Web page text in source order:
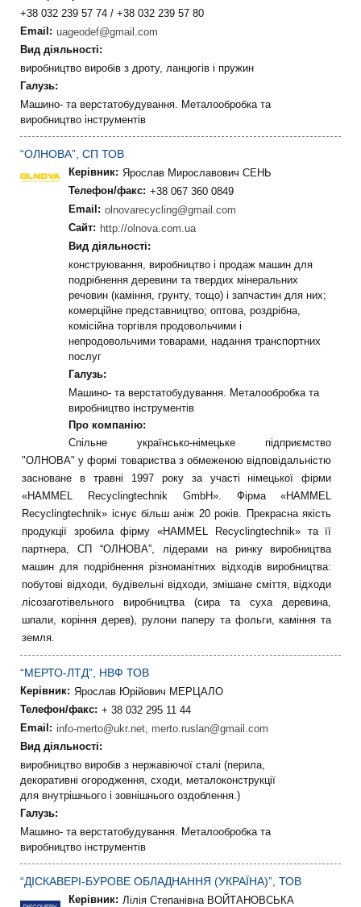
+38 032 239 57 74 / +38 032 239 57 80
Email: uageodef@gmail.com
Вид діяльності:
виробництво виробів з дроту, ланцюгів і пружин
Галузь:
Машино- та верстатобудування. Металообробка та
виробництво інструментів
“ОЛНОВА”, СП ТОВ
Керівник: Ярослав Мирославович СЕНЬ
Телефон/факс: +38 067 360 0849
Email: olnovarecycling@gmail.com
Сайт: http://olnova.com.ua
Вид діяльності:
конструювання, виробництво і продаж машин для
подрібнення деревини та твердих мінеральних
речовин (каміння, грунту, тощо) і запчастин для них;
комерційне представництво; оптова, роздрібна,
комісійна торгівля продовольчими і
непродовольчими товарами, надання транспортних
послуг
Галузь:
Машино- та верстатобудування. Металообробка та
виробництво інструментів
Про компанію:
Спільне українсько-німецьке підприємство
"ОЛНОВА" у формі товариства з обмеженою відповідальністю
засноване в травні 1997 року за участі німецької фірми
«HAMMEL Recyclіngtechnіk GmbH». Фірма «HAMMEL
Recyclіngtechnіk» існує більш аніж 20 років. Прекрасна якість
продукції зробила фірму «HAMMEL Recyclіngtechnіk» та її
партнера, СП “ОЛНОВА”, лідерами на ринку виробництва
машин для подрібнення різноманітних відходів виробництва:
побутові відходи, будівельні відходи, змішане сміття, відходи
лісозаготівельного виробництва (сира та суха деревина,
шпали, коріння дерев), рулони паперу та фольги, каміння та
земля.
“МЕРТО-ЛТД”, НВФ ТОВ
Керівник: Ярослав Юрійович МЕРЦАЛО
Телефон/факс: + 38 032 295 11 44
Email: info-merto@ukr.net, merto.ruslan@gmail.com
Вид діяльності:
виробництво виробів з нержавіючої сталі (перила,
декоративні огородження, сходи, металоконструкції
для внутрішнього і зовнішнього оздоблення.)
Галузь:
Машино- та верстатобудування. Металообробка та
виробництво інструментів
“ДІСКАВЕРІ-БУРОВЕ ОБЛАДНАННЯ (УКРАЇНА)”, ТОВ
Керівник: Лілія Степанівна ВОЙТАНОВСЬКА